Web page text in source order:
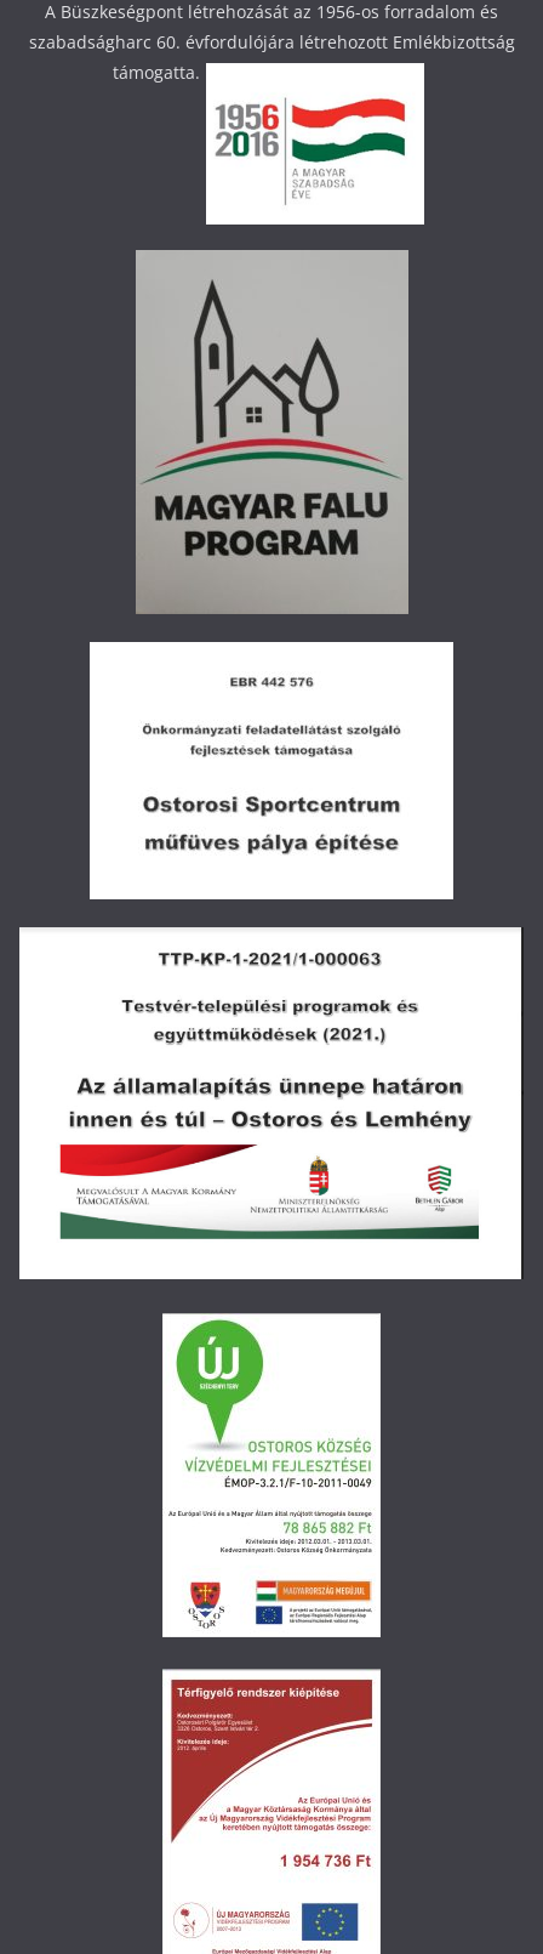
A Büszkeségpont létrehozását az 1956-os forradalom és
szabadságharc 60. évfordulójára létrehozott Emlékbizottság
támogatta.